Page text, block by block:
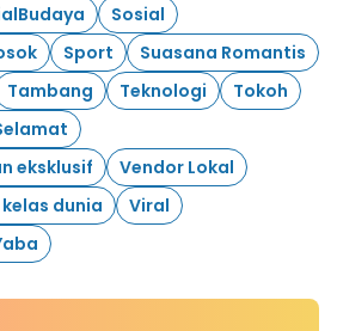
Sosial
Sport
Suasana Romantis
Tambang Teknologi
Tokoh
eksklusif
Vendor Lokal
dunia
Viral